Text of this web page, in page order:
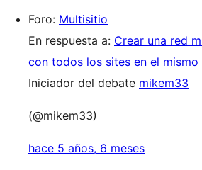
Foro: Multisitio
En respuesta a: Crear una red
con todos los sites en el mismo
Iniciador del debate mikem33
(@mikem33)
hace 5 años, 6 meses